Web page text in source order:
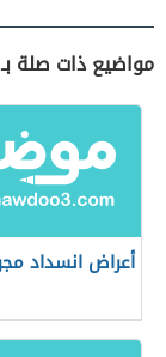
مواضيع ذات صلة
أعراض انسداد